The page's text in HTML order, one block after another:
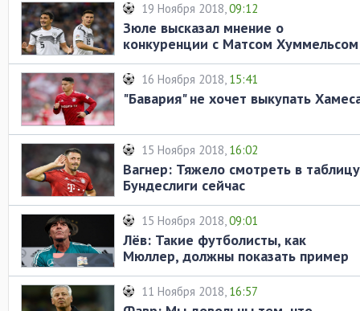
19 Ноября 2018,09:12
Зюле высказал мнение о
конкуренции с Матсом Хуммельсом
и Жеромом Боатенгом
16 Ноября 2018, 15:41
"Бавария" не хочет выкупать
15 Ноября 2018, 16:02
Вагнер: Тяжело смотреть в таблицу
Бундеслиги сейчас
15 Ноября 2018,09:01
Лёв: Такие футболисты, как
Мюллер, должны показать пример
юным игрокам
11 Ноября 2018, 16:57